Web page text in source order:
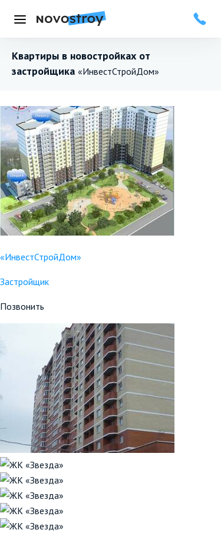
Меню
Квартиры в новостройках от
застройщика «ИнвестСтройДом»
«ИнвестСтройДом»
Застройщик
Позвонить